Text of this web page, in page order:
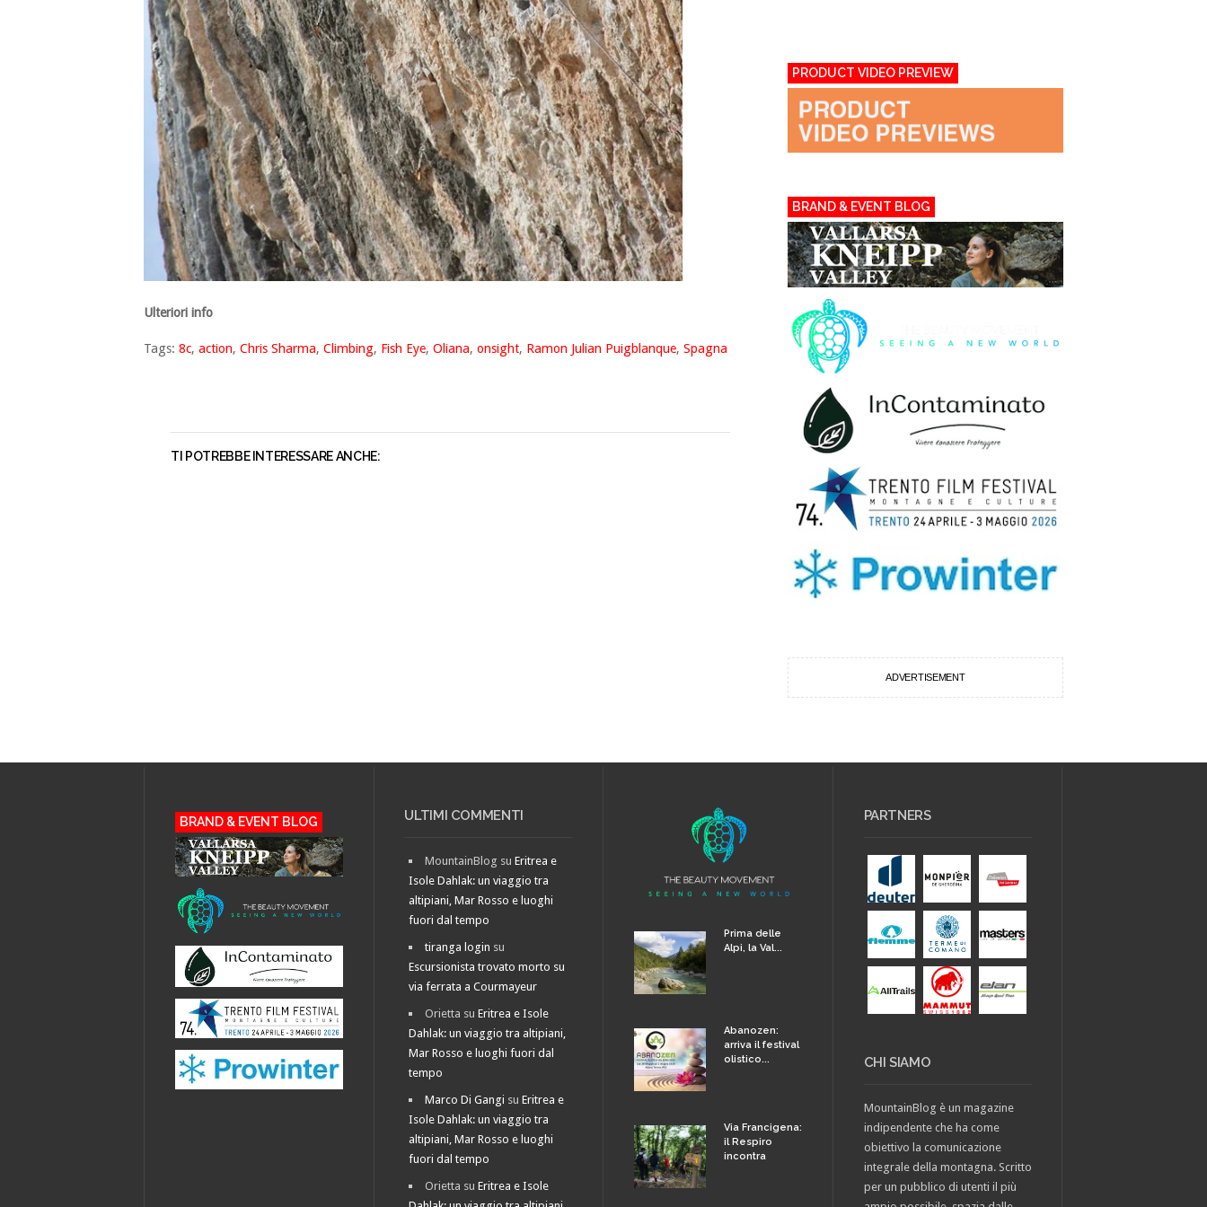
Ulteriori info
Tags: 8c, action, Chris Sharma, Climbing, Fish Eye, Oliana, onsight, Ramon Julian Puigblanque, Spagna
TI POTREBBE INTERESSARE ANCHE:
PRODUCT VIDEO PREVIEW
BRAND & EVENT BLOG
ADVERTISEMENT
BRAND & EVENT BLOG ULTIMI COMMENTI
MountainBlog suEritrea e
Isole Dahlak: un viaggio tra
altipiani, Mar Rosso e luoghi
fuori dal tempo
tiranga login su
Escursionista trovato morto su
via ferrata a Courmayeur
Orietta suEritrea e Isole
Dahlak: un viaggio tra altipiani,
Mar Rosso e luoghi fuori dal
tempo
Marco Di Gangi suEritrea e
Isole Dahlak: un viaggio tra
altipiani, Mar Rosso e luoghi
fuori dal tempo
Orietta suEritrea e Isole
Prima delle
Alpi, la Val...
Abanozen:
arriva il festival
olistico...
Via Francigena:
il Respiro
incontra
PARTNERS
CHI SIAMO
MountainBlog è un magazine
indipendente che ha come
obiettivo la comunicazione
integrale della montagna. Scritto
per un pubblico di utenti il più